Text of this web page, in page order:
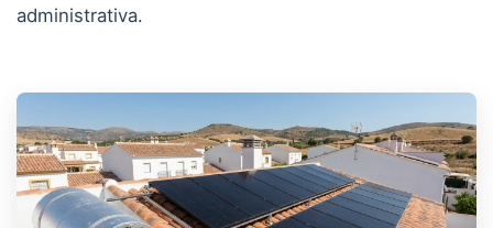
administrativa.